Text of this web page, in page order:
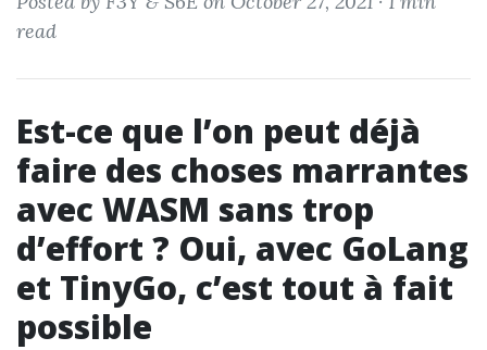
read
Est-ce que l’on peut déjà
faire des choses marrantes
avec WASM sans trop
d’effort ? Oui, avec GoLang
et TinyGo, c’est tout à fait
possible